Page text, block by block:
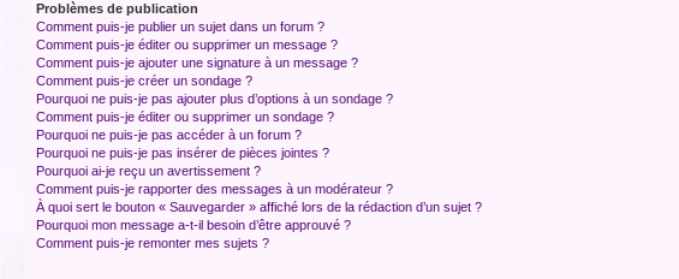
Problèmes de publication
Comment puis-je publier un sujet dans un forum ?
Comment puis-je éditer ou supprimer un message ?
Comment puis-je ajouter une signature à un message ?
Comment puis-je créer un sondage ?
Pourquoi ne puis-je pas ajouter plus d’options à un sondage ?
Comment puis-je éditer ou supprimer un sondage ?
Pourquoi ne puis-je pas accéder à un forum ?
Pourquoi ne puis-je pas insérer de pièces jointes ?
Pourquoi ai-je reçu un avertissement ?
Comment puis-je rapporter des messages à un modérateur ?
À quoi sert le bouton « Sauvegarder » affiché lors de la rédaction d’un sujet ?
Pourquoi mon message a-t-il besoin d’être approuvé ?
Comment puis-je remonter mes sujets ?